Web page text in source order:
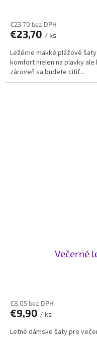
€23,70 bez DPH
€23,70 / ks
Ležérne mäkké plážové
komfort nielen na plavky ale
zároveň sa budete cítiť...
Večerné
€8,05 bez DPH
€9,90 / ks
Letné dámske šaty pre